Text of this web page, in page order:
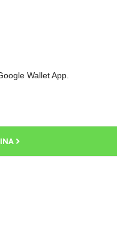
Wallet App.